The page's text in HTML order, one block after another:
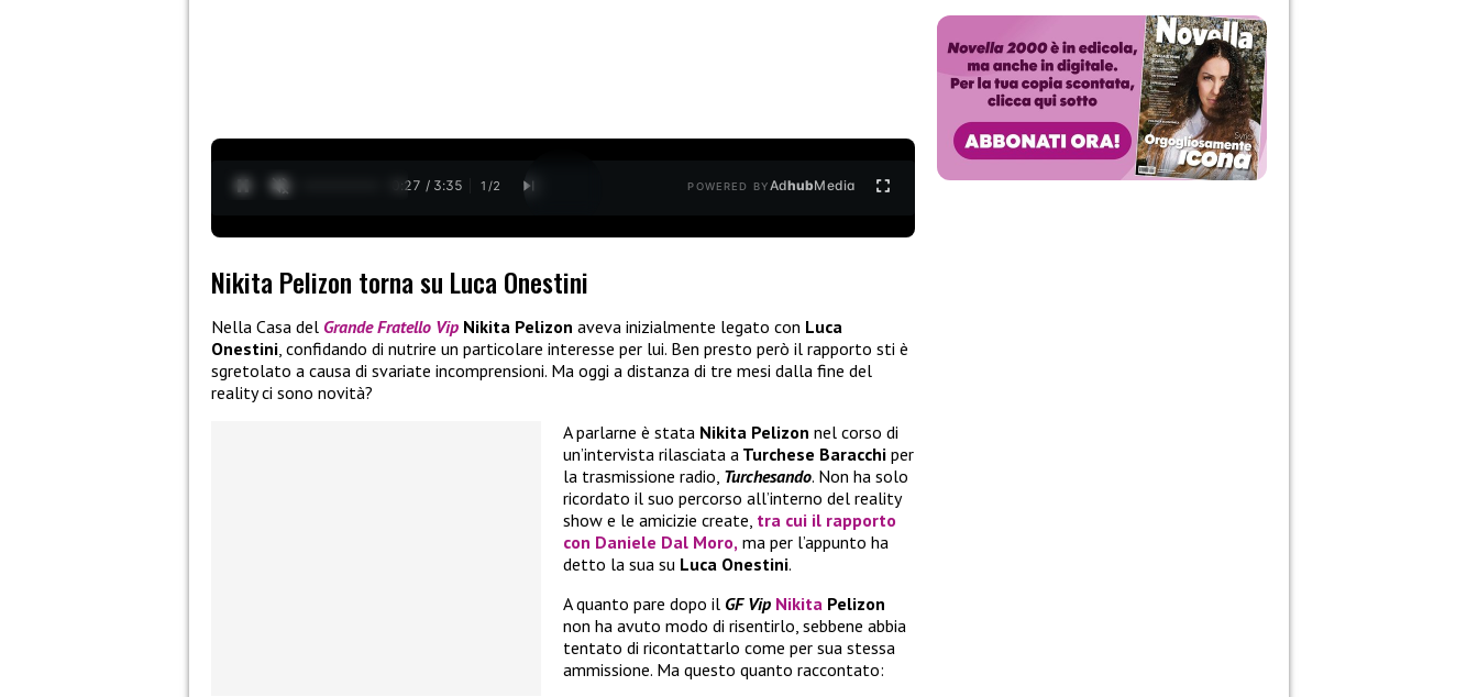
0:28 / 3:35 1 /2 POWERED BYAdhubMedia
Nikita Pelizon torna su Luca Onestini
Nella Casa del Grande Fratello Vip Nikita Pelizon aveva inizialmente legato con Luca
Onestini, confidando di nutrire un particolare interesse per lui. Ben presto però il rapporto sti è
sgretolato a causa di svariate incomprensioni. Ma oggi a distanza di tre mesi dalla fine del
reality ci sono novità?
A parlarne è stata Nikita Pelizon nel corso di
un’intervista rilasciata a Turchese Baracchi per
la trasmissione radio, Turchesando. Non ha solo
ricordato il suo percorso all’interno del reality
show e le amicizie create, tra cui il rapporto
con Daniele Dal Moro, ma per l’appunto ha
detto la sua su Luca Onestini.
A quanto pare dopo il GF Vip Nikita Pelizon
non ha avuto modo di risentirlo, sebbene abbia
tentato di ricontattarlo come per sua stessa
ammissione. Ma questo quanto raccontato: